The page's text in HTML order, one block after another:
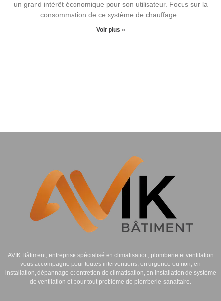
un grand intérêt économique pour son utilisateur. Focus sur la
consommation de ce système de chauffage.
Voir plus »
AVIK Bâtiment, entreprise spécialisé en climatisation, p lomberie et ventilation
vous accompagne pour toutes interventions, en urgence ou non, en
installation, dépannage et entretien de climatisation, en installation de système
de ventilation et pour tout problème de plomberie-sanaitaire.